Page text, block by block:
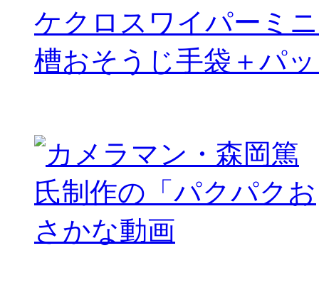
ケクロスワイパーミ
槽おそうじ手袋＋パ